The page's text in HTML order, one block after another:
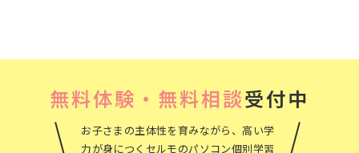
無料体験・無料相談受付中
お子さまの主体性を育みながら、高い学
力が身につくセルモのパソコン個別学習